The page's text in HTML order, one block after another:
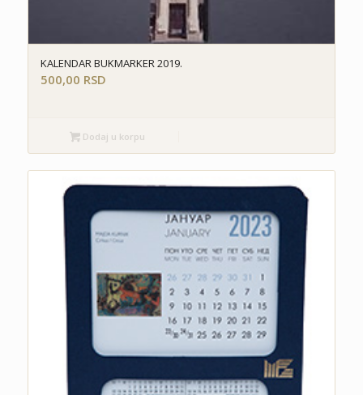
KALENDAR BUKMARKER 2019.
500,00 RSD
Dodaj u korpu